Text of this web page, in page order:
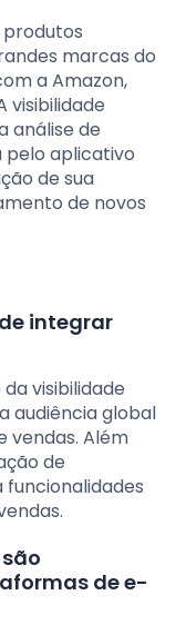
marcas do
a Amazon,
visibilidade
análise de
pelo aplicativo
de sua
de novos
integrar
visibilidade
audiência global
vendas. Além
de
funcionalidades
de e-